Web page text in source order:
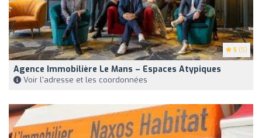
5 (5)
Agence Immobilière Le Mans – Espaces Atypiques
Voir l'adresse et les coordonnées